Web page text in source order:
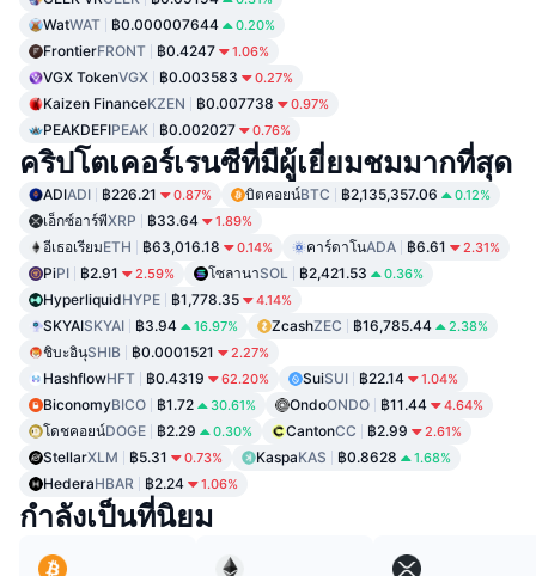
WatWAT ฿0.000007644 0.20%
FrontierFRONT ฿0.4247 1.06%
VGX TokenVGX ฿0.003583 0.27%
Kaizen FinanceKZEN ฿0.007738 0.97%
PEAKDEFIPEAK ฿0.002027 0.76%
คริปโตเคอร์เรนซีที่มีผู้เยี่ยมชมมากที่สุด
ADIADI ฿226.21 0.87% บิตคอยน์BTC ฿2,135,357.06 0.12%
เอ็กซ์อาร์พีXRP ฿33.64 1.89%
อีเธอเรียมETH ฿63,016.18 0.14% คาร์ดาโนADA ฿6.61 2.31%
PiPI ฿2.91 2.59% โซลานาSOL ฿2,421.53 0.36%
HyperliquidHYPE ฿1,778.35 4.14%
SKYAISKYAI ฿3.94 16.97% ZcashZEC ฿16,785.44 2.38%
ชิบะอินุSHIB ฿0.0001521 2.27%
HashflowHFT ฿0.4319 62.20% SuiSUI ฿22.14 1.04%
BiconomyBICO ฿1.72 30.61% OndoONDO ฿11.44 4.64%
โดชคอยน์DOGE ฿2.29 0.30% CantonCC ฿2.99 2.61%
StellarXLM ฿5.31 0.73% KaspaKAS ฿0.8628 1.68%
HederaHBAR ฿2.24 1.06%
กำลังเป็นที่นิยม